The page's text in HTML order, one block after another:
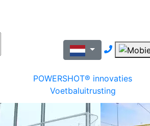
Nous
POWERSHOT® innovaties
Voetbaluitrusting